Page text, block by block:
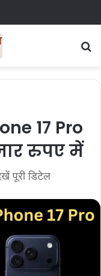
17 Pro
रुपए में
पूरी डिटेल